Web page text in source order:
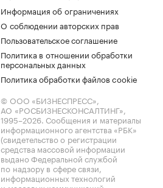
Информация об ограничениях
О соблюдении авторских прав
Пользовательское соглашение
Политика в отношении обработки
персональных данных
Политика обработки файлов cookie
© ООО «БИЗНЕСПРЕСС»,
АО «РОСБИЗНЕСКОНСАЛТИНГ»,
1995–2026. Сообщения и материалы
информационного агентства «РБК»
(свидетельство о регистрации
средства массовой информации
выдано Федеральной службой
по надзору в сфере связи,
информационных технологий